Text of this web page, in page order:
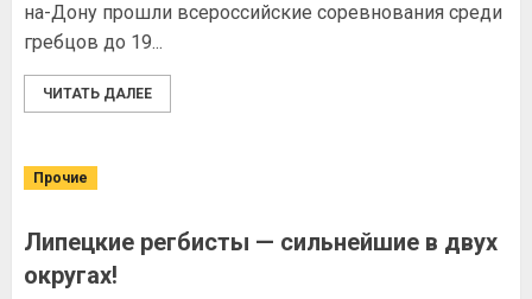
на-Дону прошли всероссийские соревнования среди
гребцов до 19...
ЧИТАТЬ ДАЛЕЕ
Прочие
Липецкие регбисты — сильнейшие в двух
округах!